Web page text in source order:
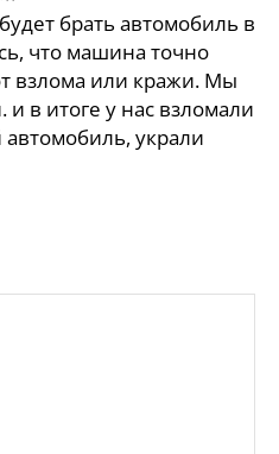
брать автомобиль в
что машина точно
взлома или кражи. Мы
и в итоге у нас взломали
украли